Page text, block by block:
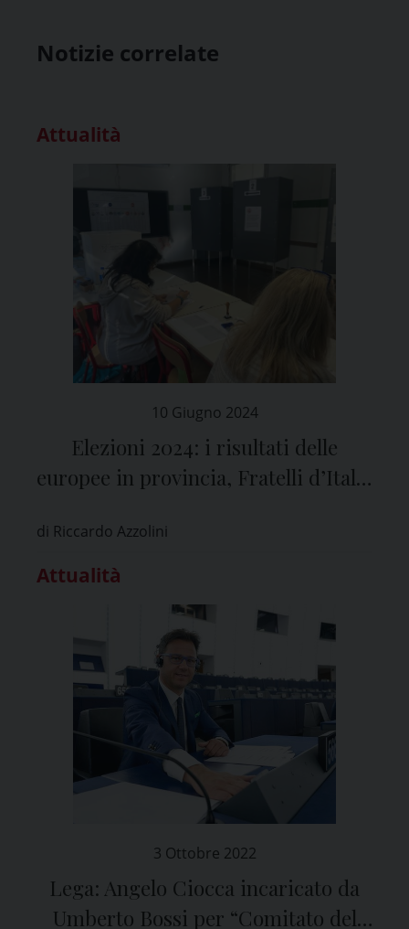
Notizie correlate
Attualità
10 Giugno 2024
Elezioni 2024: i risultati delle
europee in provincia, Fratelli d’Italia
di Riccardo Azzolini
Attualità
3 Ottobre 2022
Lega: Angelo Ciocca incaricato da
Umberto Bossi per “Comitato del